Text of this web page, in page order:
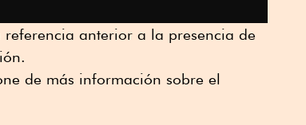
anterior a la presencia de
de más información sobre el